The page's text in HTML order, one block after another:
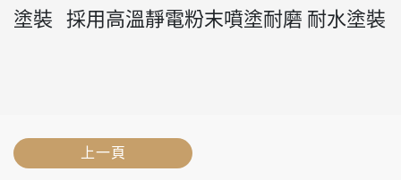
塗裝 採用高溫靜電粉末噴塗耐磨 耐水塗裝
上一頁